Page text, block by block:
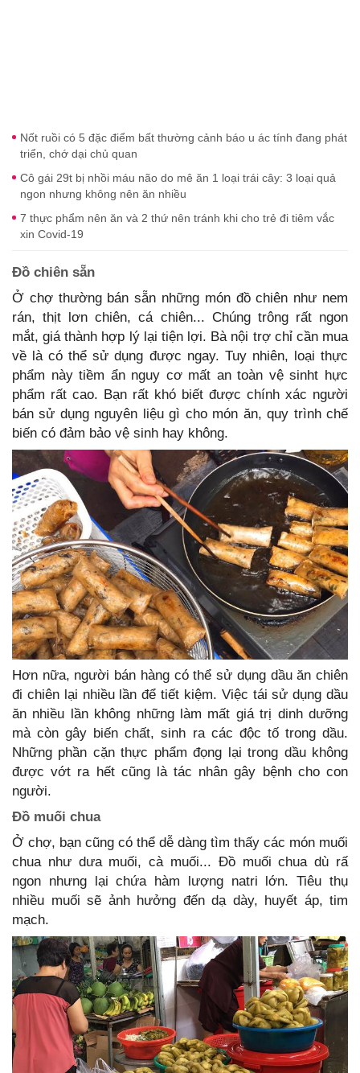
Nốt ruồi có 5 đặc điểm bất thường cảnh báo u ác tính đang phát
triển, chớ dại chủ quan
Cô gái 29t bị nhồi máu não do mê ăn 1 loại trái cây: 3 loại quả
ngon nhưng không nên ăn nhiều
7 thực phẩm nên ăn và 2 thứ nên tránh khi cho trẻ đi tiêm vắc
xin Covid-19
Đồ chiên sẵn
Ở chợ thường bán sẵn những món đồ chiên như nem
rán, thịt lơn chiên, cá chiên... Chúng trông rất ngon
mắt, giá thành hợp lý lại tiện lợi. Bà nội trợ chỉ cần mua
về là có thể sử dụng được ngay. Tuy nhiên, loại thực
phẩm này tiềm ẩn nguy cơ mất an toàn vệ sinht hực
phẩm rất cao. Bạn rất khó biết được chính xác người
bán sử dụng nguyên liệu gì cho món ăn, quy trình chế
biến có đảm bảo vệ sinh hay không.
Hơn nữa, người bán hàng có thể sử dụng dầu ăn chiên
đi chiên lại nhiều lần để tiết kiệm. Việc tái sử dụng dầu
ăn nhiều lần không những làm mất giá trị dinh dưỡng
mà còn gây biến chất, sinh ra các độc tố trong dầu.
Những phần cặn thực phẩm đọng lại trong dầu không
được vớt ra hết cũng là tác nhân gây bệnh cho con
người.
Đồ muối chua
Ở chợ, bạn cũng có thể dễ dàng tìm thấy các món muối
chua như dưa muối, cà muối... Đồ muối chua dù rấ
ngon nhưng lại chứa hàm lượng natri lớn. Tiêu thụ
nhiều muối sẽ ảnh hưởng đến dạ dày, huyết áp, tim
mạch.